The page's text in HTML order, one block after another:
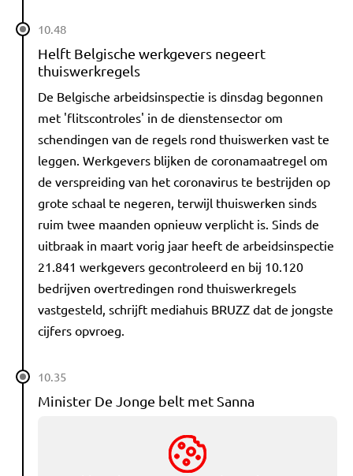
10.48
Helft Belgische werkgevers negeert
thuiswerkregels
De Belgische arbeidsinspectie is dinsdag begonnen
met 'flitscontroles' in de dienstensector om
schendingen van de regels rond thuiswerken vast te
leggen. Werkgevers blijken de coronamaatregel om
de verspreiding van het coronavirus te bestrijden op
grote schaal te negeren, terwijl thuiswerken sinds
ruim twee maanden opnieuw verplicht is. Sinds de
uitbraak in maart vorig jaar heeft de arbeidsinspectie
21.841 werkgevers gecontroleerd en bij 10.120
bedrijven overtredingen rond thuiswerkregels
vastgesteld, schrijft mediahuis BRUZZ dat de jongste
cijfers opvroeg.
10.35
Minister De Jonge belt met Sanna